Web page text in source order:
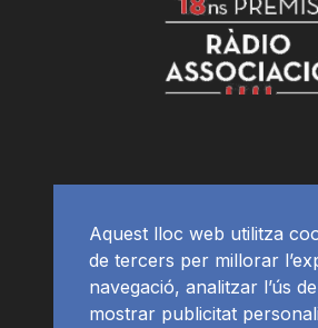
Aquest lloc web utilitza
de tercers per millorar
navegació, analitzar l’ús
mostrar publicitat